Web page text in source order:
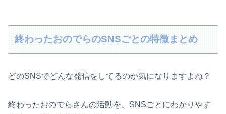
終わったおのでらのSNSごとの特徴まとめ
どのSNSでどんな発信をしてるのか気になりますよね？
終わったおのでらさんの活動を、SNSごとにわかりやす